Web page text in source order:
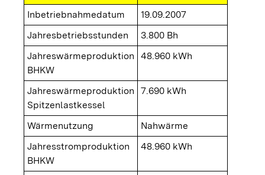
Inbetriebnahmedatum
19.09.2007
Jahresbetriebsstunden
3.800 Bh
Jahreswärmeproduktion
BHKW
48.960 kWh
Jahreswärmeproduktion
Spitzenlastkessel
7.690 kWh
Wärmenutzung
Nahwärme
Jahresstromproduktion
BHKW
48.960 kWh